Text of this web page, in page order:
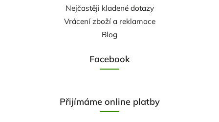
Nejčastěji kladené dotazy
Vrácení zboží a reklamace
Blog
Facebook
Přijímáme online platby